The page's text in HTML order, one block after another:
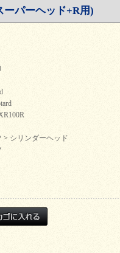
パーヘッド+R用)
> シリンダーヘッド